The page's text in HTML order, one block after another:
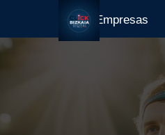
Guía Empresas